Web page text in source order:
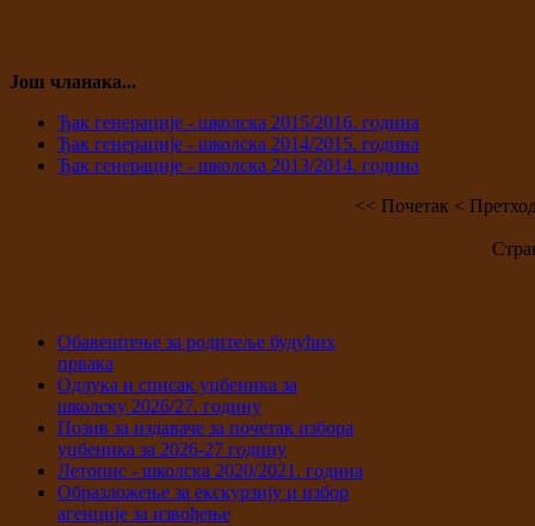
Још чланака...
Ђак генерације - школска 2015/2016. година
Ђак генерације - школска 2014/2015. година
Ђак генерације - школска 2013/2014. година
<< Почетак <
Обавештење за родитеље будућих
првака
Одлука и списак уџбеника за
школску 2026/27. годину
Позив за издаваче за почетак избора
уџбеника за 2026-27 годину
Летопис - школска 2020/2021. година
Образложење за екскурзију и избор
агенције за извођење